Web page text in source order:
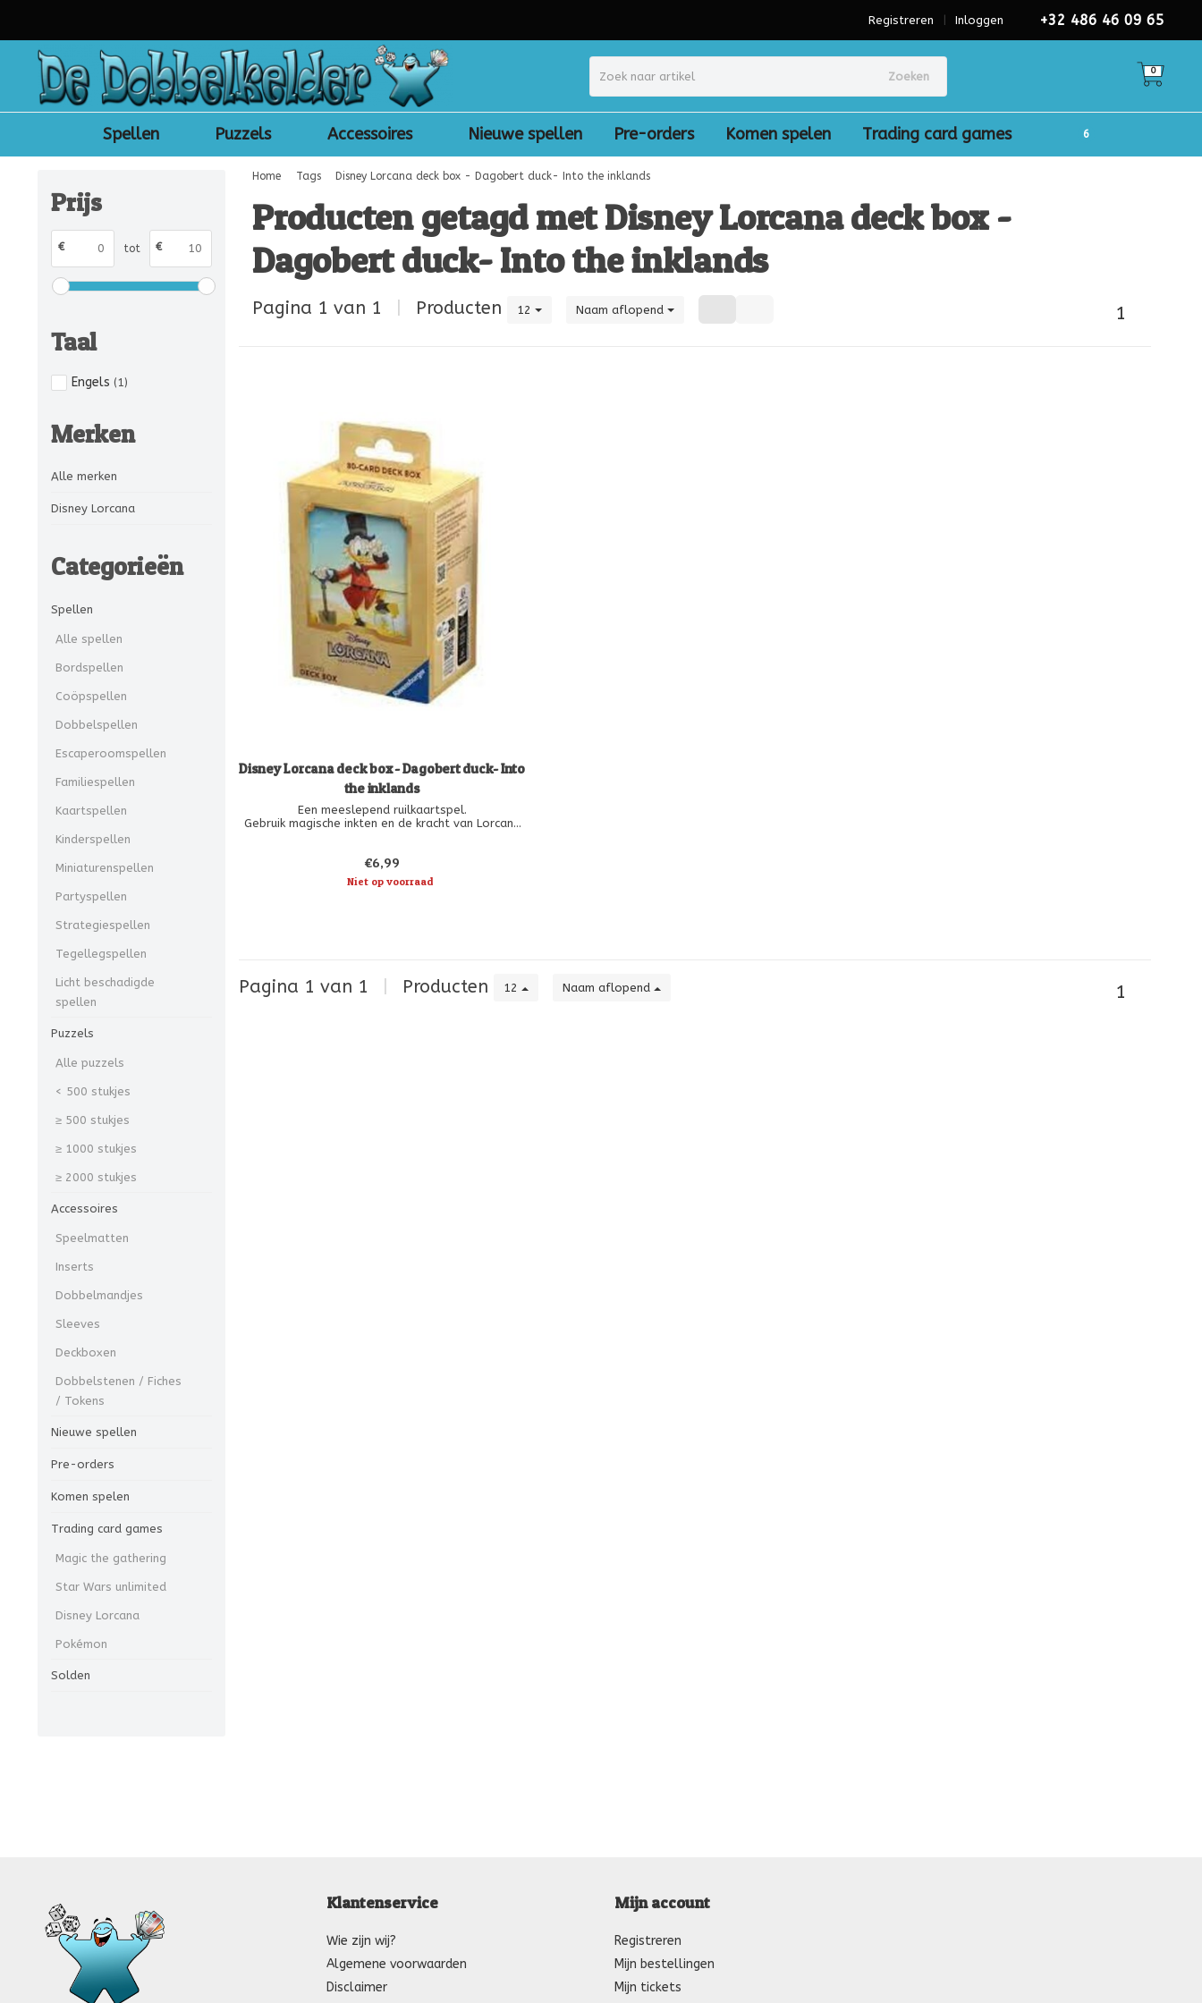
+32 486 46 09 65
Inloggen
Registreren
Zoeken 0
Spellen Puzzels Accessoires Nieuwe spellen Pre-orders Komen spelen Trading card games
Prijs
€ tot €
Taal
Engels (1)
Merken
Alle merken
Disney Lorcana
Categorieën
Spellen
Alle spellen
Bordspellen
Coöpspellen
Dobbelspellen
Escaperoomspellen
Familiespellen
Kaartspellen
Kinderspellen
Miniaturenspellen
Partyspellen
Strategiespellen
Tegellegspellen
Licht beschadigde
spellen
Puzzels
Alle puzzels
< 500 stukjes
≥ 500 stukjes
≥ 1000 stukjes
≥ 2000 stukjes
Accessoires
Speelmatten
Inserts
Dobbelmandjes
Sleeves
Deckboxen
Dobbelstenen / Fiches
/ Tokens
Nieuwe spellen
Pre-orders
Komen spelen
Trading card games
Magic the gathering
Star Wars unlimited
Disney Lorcana
Pokémon
Solden
Home Tags Disney Lorcana deck box - Dagobert duck- Into the inklands
Producten getagd met Disney Lorcana deck box -
Dagobert duck- Into the inklands
Pagina 1 van 1 Producten 12 Naam aflopend 1
Disney Lorcana deck box - Dagobert duck- Into
the inklands
Een meeslepend ruilkaartspel.
Gebruik magische inkten en de kracht van Lorcana
vrienden zijn. Andere zullen fantastisch opnieuw
worden uitgevonden.
€6,99
Niet op voorraad
Pagina 1 van 1 Producten 12 Naam aflopend 1
Klantenservice
Wie zijn wij?
Algemene voorwaarden
Disclaimer
Mijn account
Registreren
Mijn bestellingen
Mijn tickets